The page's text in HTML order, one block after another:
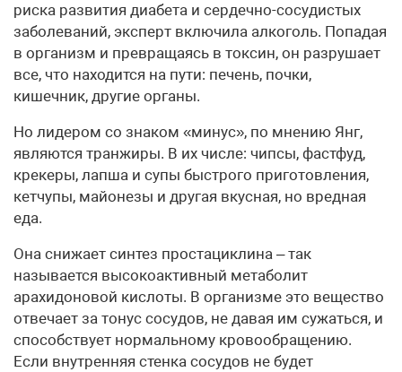
риска развития диабета и сердечно-сосудистых
заболеваний, эксперт включила алкоголь. Попадая
в организм и превращаясь в токсин, он разрушает
все, что находится на пути: печень, почки,
кишечник, другие органы.
Но лидером со знаком «минус», по мнению Янг,
являются транжиры. В их числе: чипсы, фастфуд,
крекеры, лапша и супы быстрого приготовления,
кетчупы, майонезы и другая вкусная, но вредная
еда.
Она снижает синтез простациклина – так
называется высокоактивный метаболит
арахидоновой кислоты. В организме это вещество
отвечает за тонус сосудов, не давая им сужаться, и
способствует нормальному кровообращению.
Если внутренняя стенка сосудов не будет